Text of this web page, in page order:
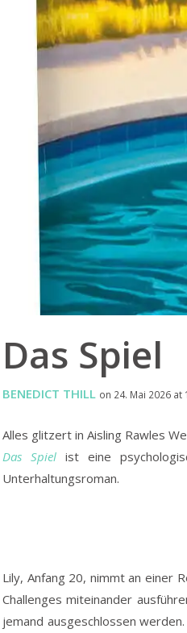
Das Spiel
BENEDICT THILL on 24. Mai 2026 at
Alles glitzert in Aisling Rawles
Das Spiel ist eine
Unterhaltungsroman.
Lily, Anfang 20, nimmt an einer
Challenges miteinander
jemand ausgeschlossen